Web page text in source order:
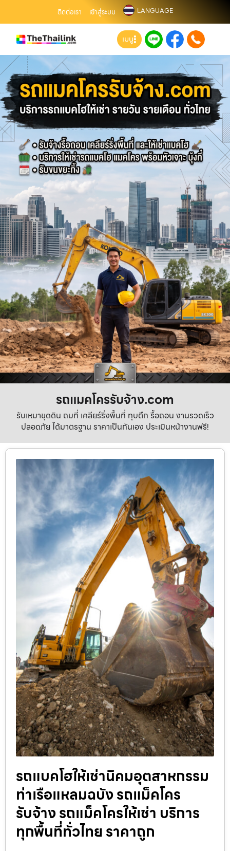
ติดต่อเรา เข้าสู่ระบบ LANGUAGE
เมนู
รถแมคโครรับจ้าง.com
รับเหมาขุดดิน ถมที่ เคลียร์ริ่งพื้นที่ ทุบตึก รื้อถอน งานรวดเร็ว
ปลอดภัย ได้มาตรฐาน ราคาเป็นกันเอง ประเมินหน้างานฟรี!
รถแบคโฮให้เช่านิคมอุตสาหกรรม
ท่าเรือแหลมฉบัง รถแม็คโคร
รับจ้าง รถแม็คโครให้เช่า บริการ
ทุกพื้นที่ทั่วไทย ราคาถูก